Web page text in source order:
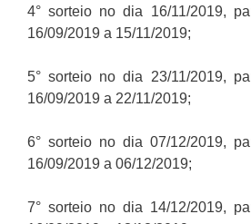
4° sorteio no dia 16/11/2019,
16/09/2019 a 15/11/2019;
5° sorteio no dia 23/11/2019,
16/09/2019 a 22/11/2019;
6° sorteio no dia 07/12/2019,
16/09/2019 a 06/12/2019;
7° sorteio no dia 14/12/2019,